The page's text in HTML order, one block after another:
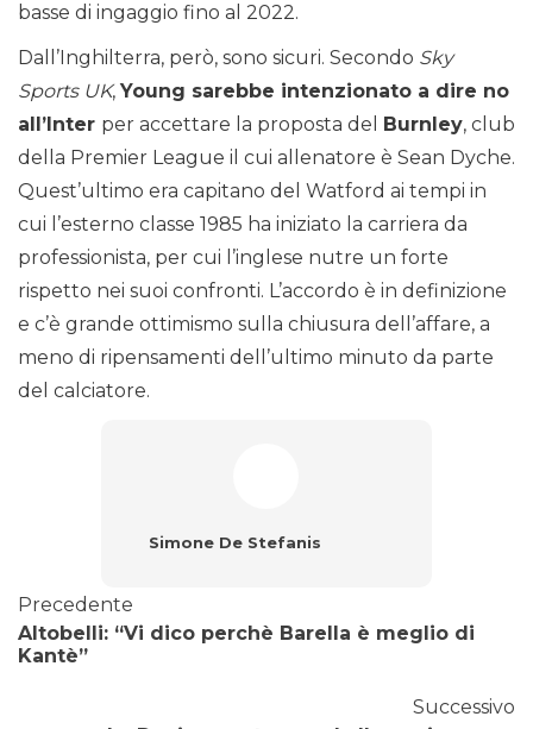
basse di ingaggio fino al 2022.
Dall’Inghilterra, però, sono sicuri. Secondo Sky
Sports UK, Young sarebbe intenzionato a dire no
all’Inter per accettare la proposta del Burnley, club
della Premier League il cui allenatore è Sean Dyche.
Quest’ultimo era capitano del Watford ai tempi in
cui l’esterno classe 1985 ha iniziato la carriera da
professionista, per cui l’inglese nutre un forte
rispetto nei suoi confronti. L’accordo è in definizione
e c’è grande ottimismo sulla chiusura dell’affare, a
meno di ripensamenti dell’ultimo minuto da parte
del calciatore.
Simone De Stefanis
Precedente
Altobelli: “Vi dico perchè Barella è meglio di
Kantè”
Successivo